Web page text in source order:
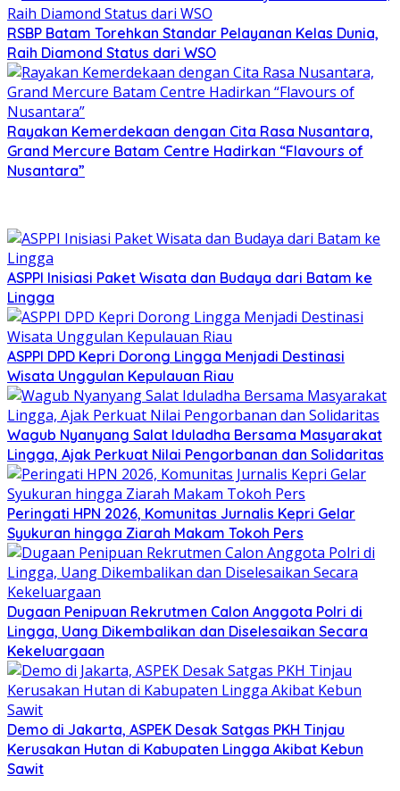
RSBP Batam Torehkan Standar Pelayanan Kelas Dunia,
Raih Diamond Status dari WSO
Rayakan Kemerdekaan dengan Cita Rasa Nusantara,
Grand Mercure Batam Centre Hadirkan “Flavours of
Nusantara”
ASPPI Inisiasi Paket Wisata dan Budaya dari Batam ke
Lingga
ASPPI DPD Kepri Dorong Lingga Menjadi Destinasi
Wisata Unggulan Kepulauan Riau
Wagub Nyanyang Salat Iduladha Bersama Masyarakat
Lingga, Ajak Perkuat Nilai Pengorbanan dan Solidaritas
Peringati HPN 2026, Komunitas Jurnalis Kepri Gelar
Syukuran hingga Ziarah Makam Tokoh Pers
Dugaan Penipuan Rekrutmen Calon Anggota Polri di
Lingga, Uang Dikembalikan dan Diselesaikan Secara
Kekeluargaan
Demo di Jakarta, ASPEK Desak Satgas PKH Tinjau
Kerusakan Hutan di Kabupaten Lingga Akibat Kebun
Sawit